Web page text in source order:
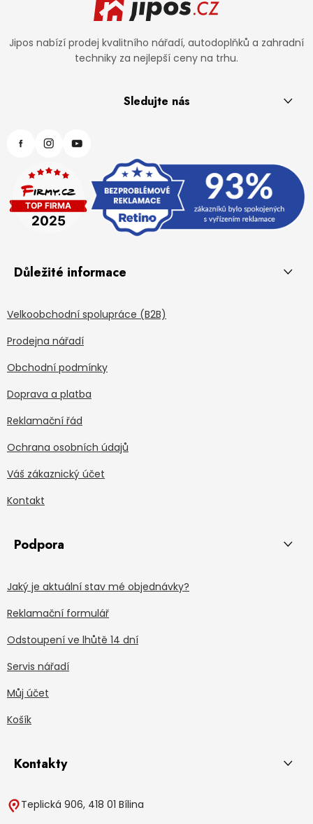
Jipos nabízí prodej kvalitního nářadí, autodoplňků a zahradní
techniky za nejlepší ceny na trhu.
Sledujte nás
Důležité informace
Velkoobchodní spolupráce (B2B)
Prodejna nářadí
Obchodní podmínky
Doprava a platba
Reklamační řád
Ochrana osobních údajů
Váš zákaznický účet
Kontakt
Podpora
Jaký je aktuální stav mé objednávky?
Reklamační formulář
Odstoupení ve lhůtě 14 dní
Servis nářadí
Můj účet
Košík
Kontakty
Teplická 906, 418 01 Bílina